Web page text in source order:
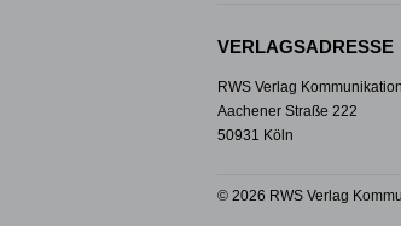
VERLAGSADRESSE
RWS Verlag
Aachener Straße 222
50931 Köln
© 2026 RWS Verlag